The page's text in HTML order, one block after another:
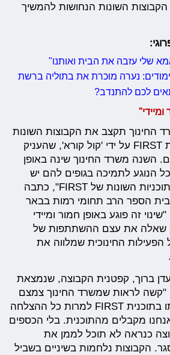
השונות הנחושות להמשיך
שלי עזבה את הבית ואותנו"
נערה מוכרת את בתוליה ברשת
לכם להתנדב?
החינוך תקצב את הקבוצות השונות
הלוקחות חלק בתוכניות FIRST על ידי 'קול קורא', שהעניק
השנה משרד החינוך שינה באופן
הנוגע לתמיכה בגופים להם יש
קבוצות המשתתפות בתוכניות השונות של FIRST", כתבה
הספר הרב תחומי רמות בבאר
"שינוי זה פוגע באופן חמור ומיידי
שאלה את עצם ההשתתפות של
הפעילות החינוכית שמלווה את
ברוך, קפטנית הקבוצה, שנמצאת
"קשה לראות שמשרד החינוך צמצם
משמעותית את תמיכתו בתוכנית FIRST למרות כל ההצלחה
מקבלים מהתוכנית. בלי הכספים
כנראה לא תוכל לממן את
הקבוצות נלחמות בשיניים בשביל